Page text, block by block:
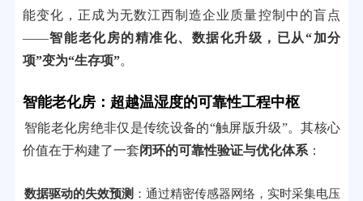
能变化，正成为无数江西制造企业质量控制中的盲点
——智能老化房的精准化、数据化升级，已从“加分
项”变为“生存项”。
智能老化房：超越温湿度的可靠性工程中枢
智能老化房绝非仅是传统设备的“触屏版升级”。其核心
价值在于构建了一套闭环的可靠性验证与优化体系：
数据驱动的失效预测 ：通过精密传感器网络，实时采集电压